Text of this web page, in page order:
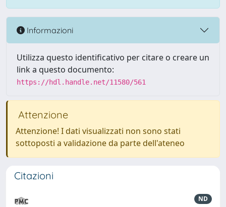
Informazioni
Utilizza questo identificativo per citare o creare un
link a questo documento:
https://hdl.handle.net/11580/561
Attenzione
Attenzione! I dati visualizzati non sono stati
sottoposti a validazione da parte dell'ateneo
Citazioni
ND